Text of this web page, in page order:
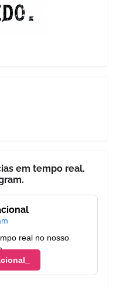
em tempo real.
real no nosso